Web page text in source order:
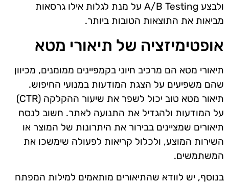
ולבצע A/B Testing על מנת לגלות אילו גרסאות
מביאות את התוצאות הטובות ביותר.
אופטימיזציה של תיאורי מטא
תיאורי מטא הם מרכיב חיוני בקמפיינים ממומנים, מכיוון
שהם משפיעים על הצגת המודעות במנועי החיפוש.
תיאור מטא טוב יכול לשפר את שיעור ההקלקה (CTR)
על המודעות ולהגדיל את התנועה לאתר. חשוב לנסח
תיאורים שמציינים בבירור את היתרונות של המוצר או
השירות המוצע, ולכלול קריאות לפעולה שימשכו את
המשתמשים.
בנוסף, יש לוודא שהתיאורים מותאמים למילות המפתח